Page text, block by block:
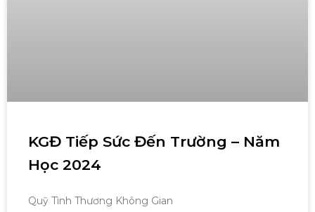
KGĐ Tiếp Sức Đến Trường – Năm
Học 2024
Quỹ Tình Thương Không Gian